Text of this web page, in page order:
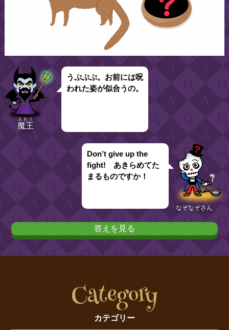
魔王
まおう
うぷぷぷ。お前には呪
われた姿が似合うの。
なぞなぞさん
Don’t give up the
fight! あきらめてた
まるものですか！
答えを見る
Category
カテゴリー